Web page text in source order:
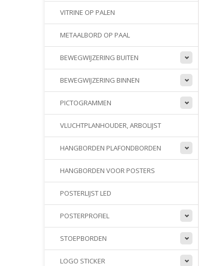
VITRINE OP PALEN
METAALBORD OP PAAL
BEWEGWIJZERING BUITEN
BEWEGWIJZERING BINNEN
PICTOGRAMMEN
VLUCHTPLANHOUDER, ARBOLIJST
HANGBORDEN PLAFONDBORDEN
HANGBORDEN VOOR POSTERS
POSTERLIJST LED
POSTERPROFIEL
STOEPBORDEN
LOGO STICKER